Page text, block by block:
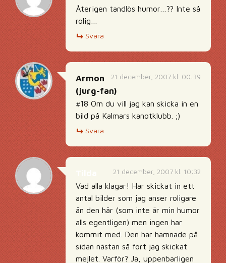
Återigen tandlös humor…?? Inte så
rolig…
Svara
21 december, 2007 kl. 00:39
Armon
(jurg-fan)
#18 Om du vill jag kan skicka in en
bild på Kalmars kanotklubb. ;)
Svara
21 december, 2007 kl. 10:32
Vad alla klagar! Har skickat in ett
antal bilder som jag anser roligare
än den här (som inte är min humor
alls egentligen) men ingen har
kommit med. Den här hamnade på
sidan nästan så fort jag skickat
mejlet. Varför? Ja, uppenbarligen